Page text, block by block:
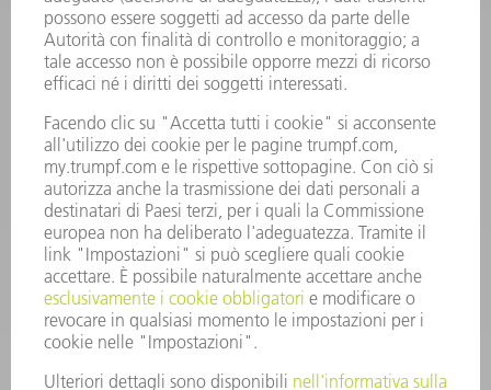
Condizioni generali di contratto
CONTATTO
RICAMBI TRUMPF ITALIA
+39 02 48489420
lunedì a venerdì: 08:30 – 18:00
ricambi@trumpf.com
CONTATTO
UTENSILI TRUMPF ITALIA
+39 02 48489482
lunedì a venerdì: 08:00 – 18:00
utensili@trumpf.com